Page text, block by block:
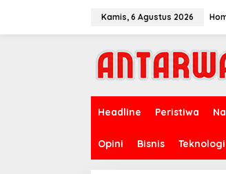
Kamis, 6 Agustus 2026
Headline Peristiwa
Opini Bisnis Teknologi